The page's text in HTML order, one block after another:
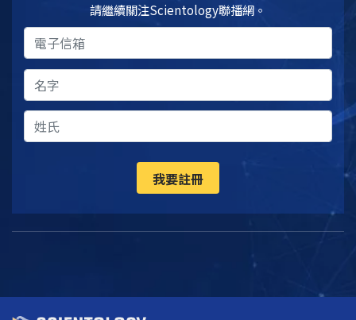
請繼續關注Scientology聯播網。
我要註冊